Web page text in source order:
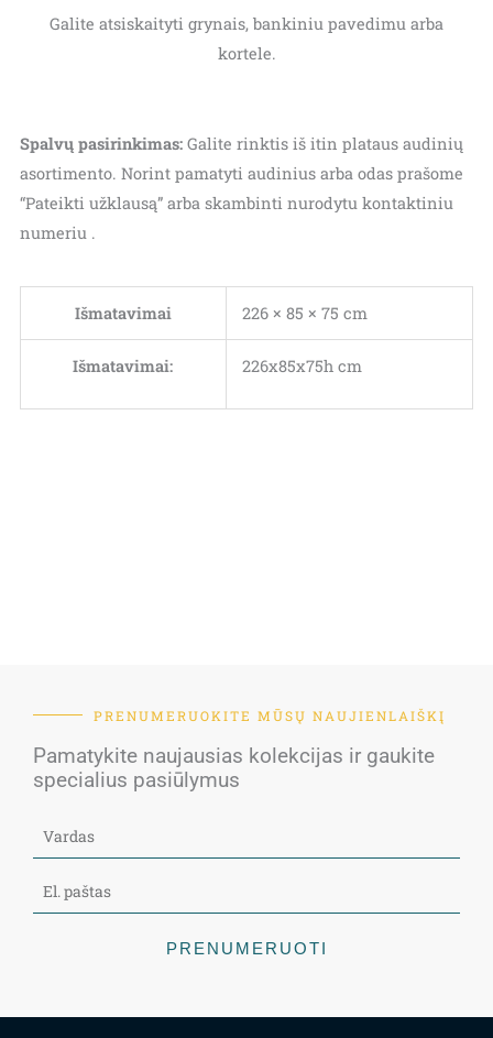
Galite atsiskaityti grynais, bankiniu pavedimu arba
kortele.
Spalvų pasirinkimas:Galite rinktis iš itin plataus audinių
asortimento. Norint pamatyti audinius arba odas prašome
“Pateikti užklausą” arba skambinti nurodytu kontaktiniu
numeriu .
Išmatavimai 226 × 85 × 75 cm
Išmatavimai: 226x85x75h cm
PRENUMERUOKITE MŪSŲ NAUJIENLAIŠKĮ
Pamatykite naujausias kolekcijas ir gaukite
specialius pasiūlymus
PRENUMERUOTI